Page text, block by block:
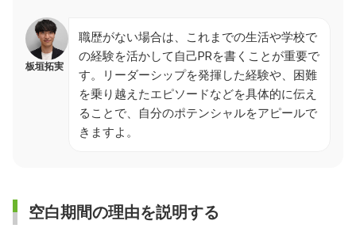
板垣拓実
職歴がない場合は、これまでの生活や学校で
の経験を活かして自己PRを書くことが重要で
す。リーダーシップを発揮した経験や、困難
を乗り越えたエピソードなどを具体的に伝え
ることで、自分のポテンシャルをアピールで
きますよ。
空白期間の理由を説明する